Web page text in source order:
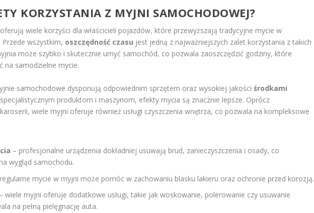
KORZYSTANIA Z MYJNI SAMOCHODOWEJ?
wiele korzyści dla właścicieli pojazdów, które przewyższają tradycyjne mycie w
wszystkim, oszczędność czasu jest jedną z najważniejszych zalet korzystania z takich
może szybko i skutecznie umyć samochód, co pozwala zaoszczędzić godziny, które
na samodzielne mycie.
samochodowe dysponują odpowiednim sprzętem oraz wysokiej jakościśrodkami
produktom i maszynom, efekty mycia są znacznie lepsze. Oprócz
wiele myjni oferuje również usługi czyszczenia wnętrza, co pozwala na kompleksowe
– profesjonalne urządzenia dokładniej usuwają brud, zanieczyszczenia i osady, co
wygląd samochodu.
mycie w myjni może pomóc w zachowaniu blasku lakieru oraz ochronie przed korozją.
– wiele myjni oferuje dodatkowe usługi, takie jak woskowanie, polerowanie czy usuwanie
na pełną pielęgnację auta.